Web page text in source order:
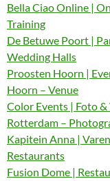
Bella Ciao Online |
Training
De Betuwe Poort |
Wedding Halls
Proosten Hoorn |
Hoorn – Venue
Color Events | Foto
Rotterdam –
Kapitein Anna |
Restaurants
Fusion Dome |